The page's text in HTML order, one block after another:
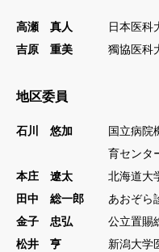
高瀬 真人
日本医科
吉原 重美
獨協医科
地区委員
石川 悠加
国立病院
育センタ
本庄 遼太
北海道大
田中 総一郎
あおぞら
金子 忠弘
公立置賜
松井 亨
新潟大学